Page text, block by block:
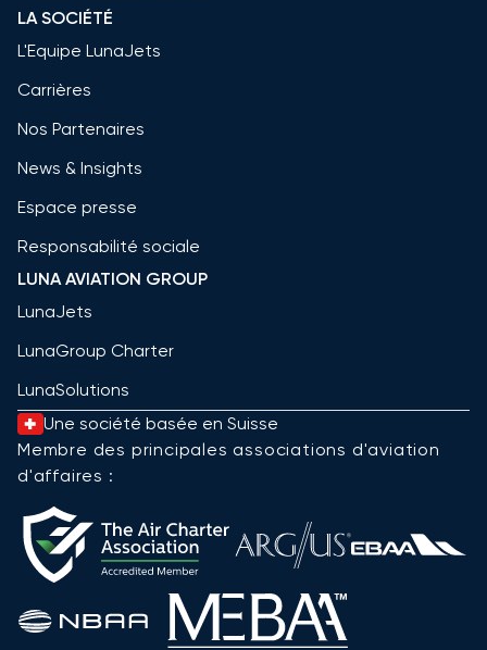
LA SOCIÉTÉ
L'Equipe LunaJets
Carrières
Nos Partenaires
News & Insights
Espace presse
Responsabilité sociale
LUNA AVIATION GROUP
LunaJets
LunaGroup Charter
LunaSolutions
Une société basée en Suisse
Membre des principales associations d'aviation
d'affaires :